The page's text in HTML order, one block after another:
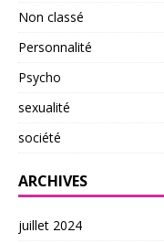
Non classé
Personnalité
Psycho
sexualité
société
ARCHIVES
juillet 2024